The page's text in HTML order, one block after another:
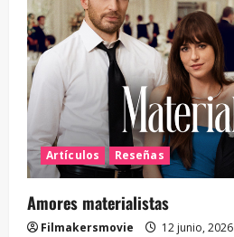
Artículos Reseñas
Amores materialistas
Filmakersmovie 12 junio, 2026